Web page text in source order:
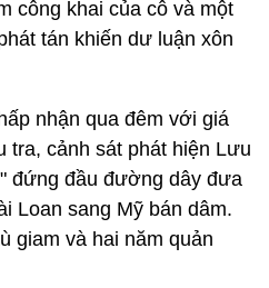
công khai của cô và một
tán khiến dư luận xôn
nhận qua đêm với giá
tra, cảnh sát phát hiện Lưu
đứng đầu đường dây đưa
Loan sang Mỹ bán dâm.
giam và hai năm quản